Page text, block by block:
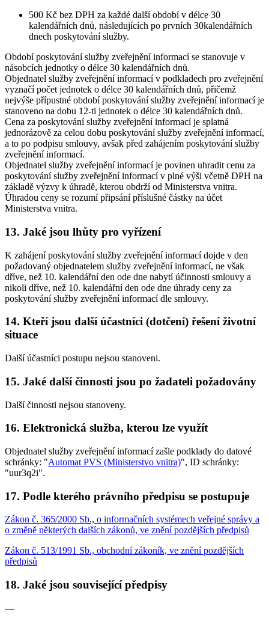
500 Kč bez DPH za každé další období v délce 30
kalendářních dnů, následujících po prvních 30kalendářních
dnech poskytování služby.
Období poskytování služby zveřejnění informací se stanovuje v
násobcích jednotky o délce 30 kalendářních dnů.
Objednatel služby zveřejnění informací v podkladech pro zveřejnění
vyznačí počet jednotek o délce 30 kalendářních dnů, přičemž
nejvýše přípustné období poskytování služby zveřejnění informací je
stanoveno na dobu 12-ti jednotek o délce 30 kalendářních dnů.
Cena za poskytování služby zveřejnění informací je splatná
jednorázově za celou dobu poskytování služby zveřejnění informací,
a to po podpisu smlouvy, avšak před zahájením poskytování služby
zveřejnění informací.
Objednatel služby zveřejnění informací je povinen uhradit cenu za
poskytování služby zveřejnění informací v plné výši včetně DPH na
základě výzvy k úhradě, kterou obdrží od Ministerstva vnitra.
Úhradou ceny se rozumí připsání příslušné částky na účet
Ministerstva vnitra.
13. Jaké jsou lhůty pro vyřízení
K zahájení poskytování služby zveřejnění informací dojde v den
požadovaný objednatelem služby zveřejnění informací, ne však
dříve, než 10. kalendářní den ode dne nabytí účinnosti smlouvy a
nikoli dříve, než 10. kalendářní den ode dne úhrady ceny za
poskytování služby zveřejnění informací dle smlouvy.
14. Kteří jsou další účastníci (dotčení) řešení životní
situace
Další účastníci postupu nejsou stanoveni.
15. Jaké další činnosti jsou po žadateli požadovány
Další činnosti nejsou stanoveny.
16. Elektronická služba, kterou lze využít
Objednatel služby zveřejnění informací zašle podklady do datové
schránky: "Automat PVS (Ministerstvo vnitra)", ID schránky:
"uur3q2i".
17. Podle kterého právního předpisu se postupuje
Zákon č. 365/2000 Sb., o informačních systémech veřejné správy a
o změně některých dalších zákonů, ve znění pozdějších předpisů
Zákon č. 513/1991 Sb., obchodní zákoník, ve znění pozdějších
předpisů
18. Jaké jsou související předpisy
—